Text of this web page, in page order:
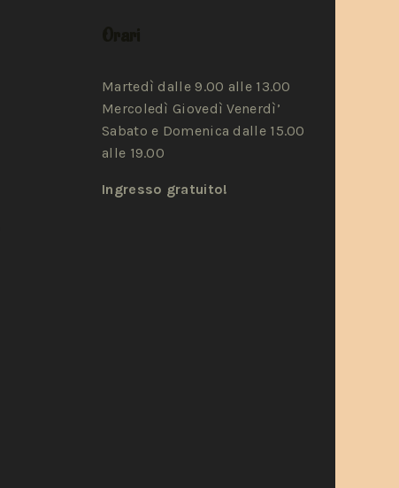
Martedì dalle 9.00 alle 13.00
Mercoledì Giovedì Venerdì’
Sabato e Domenica dalle 15.00
alle 19.00
Ingresso gratuito!